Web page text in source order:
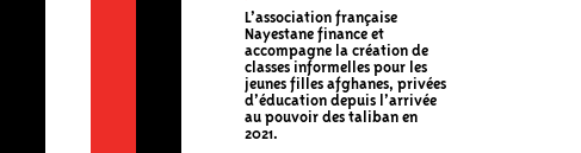
L’association française
Nayestane finance et
accompagne la création de
classes informelles pour les
jeunes filles afghanes, privées
d’éducation depuis l’arrivée
au pouvoir des taliban en
2021.